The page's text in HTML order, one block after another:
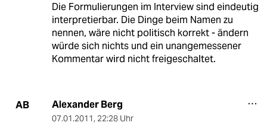
Die Formulierungen im Interview sind eindeutig
interpretierbar. Die Dinge beim Namen zu
nennen, wäre nicht politisch korrekt - ändern
würde sich nichts und ein unangemessener
Kommentar wird nicht freigeschaltet.
AB Alexander Berg
07.01.2011, 22:28 Uhr